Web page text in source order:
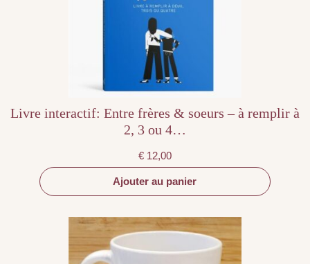
Livre interactif: Entre frères & soeurs – à remplir à
2, 3 ou 4…
€ 12,00
Ajouter au panier
produit
plusieurs